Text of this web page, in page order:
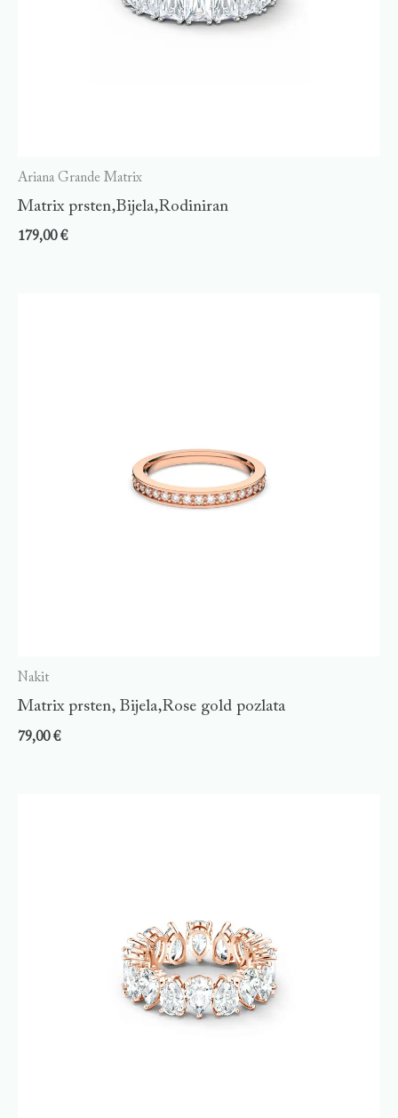
Ariana Grande Matrix
Matrix prsten,Bijela,Rodiniran
179,00€
Nakit
Matrix prsten, Bijela,Rose gold pozlata
79,00€